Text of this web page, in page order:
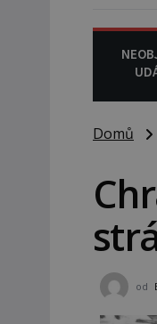
Domů
od